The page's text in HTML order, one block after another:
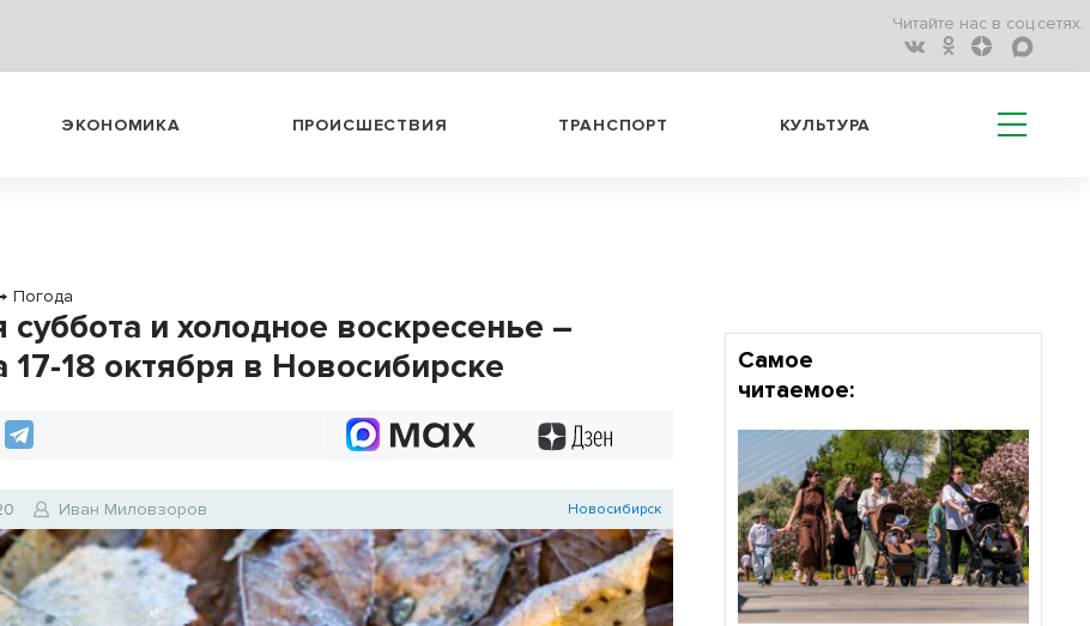
Читайте нас в соц.сетях:
ЭКОНОМИКА ПРОИСШЕСТВИЯ ТРАНСПОРТ КУЛЬТУРА
Погода
суббота и холодное воскресенье –
17-18 октября в Новосибирске
Иван Миловзоров Новосибирск
Самое
читаемое: